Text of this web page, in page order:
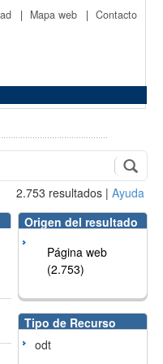
| Mapa web | Contacto
2.753 resultados | Ayuda
Origen del resultado
Página web
(2.753)
Tipo de Recurso
odt